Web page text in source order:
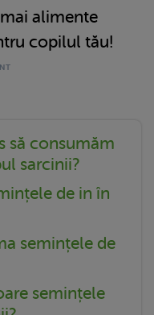
alimente
copilul tău!
să consumăm
sarcinii?
de in în
semințele de
semințele